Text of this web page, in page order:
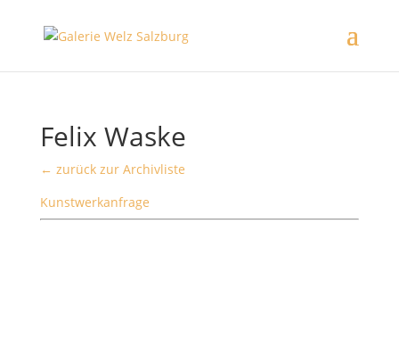
Felix Waske
← zurück zur Archivliste
Kunstwerkanfrage